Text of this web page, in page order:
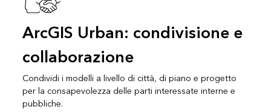
ArcGIS Urban: condivisione e
collaborazione
Condividi i modelli a livello di città, di piano e progetto
per la consapevolezza delle parti interessate interne e
pubbliche.